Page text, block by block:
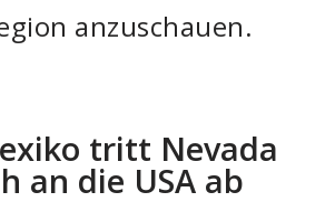
anzuschauen.
tritt Nevada
an die USA ab